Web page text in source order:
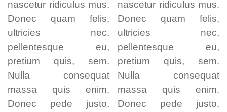
nascetur ridiculus mus.
Donec quam felis,
ultricies nec,
pellentesque eu,
pretium quis, sem.
Nulla consequat
massa quis enim.
Donec pede justo,
nascetur ridiculus mus.
Donec quam felis,
ultricies nec,
pellentesque eu,
pretium quis, sem.
Nulla consequat
massa quis enim.
Donec pede justo,